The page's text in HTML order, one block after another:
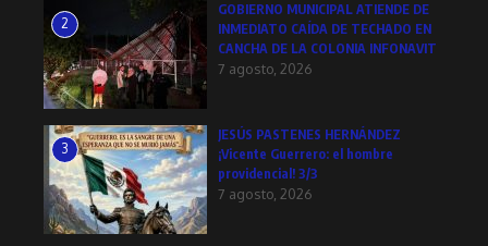
2
GOBIERNO MUNICIPAL ATIENDE DE
INMEDIATO CAÍDA DE TECHADO EN
CANCHA DE LA COLONIA INFONAVIT
7 agosto, 2026
3
JESÚS PASTENES HERNÁNDEZ
¡Vicente Guerrero: el hombre
providencial! 3/3
7 agosto, 2026